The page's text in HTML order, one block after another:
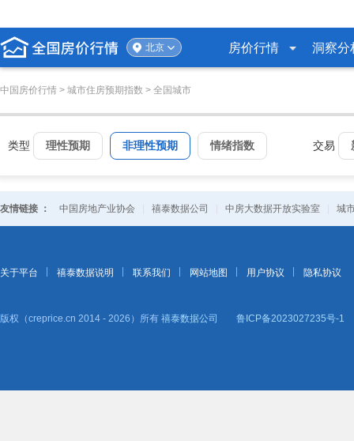
北京 房价行情 洞察分
中国房价行情 > 城市住房预期指数 > 全国城市
类型 理性预期 非理性预期 情绪指数 交易
友情链接 ： 中国房地产业协会 禧泰数据公司 中房大数据开放实验室 城
关于平台 禧泰数据说明 联系我们 网站地图 用户协议 隐私协议
版权（creprice.cn 2014 - 2026）所有 禧泰数据公司 鲁ICP备2023027235号-1